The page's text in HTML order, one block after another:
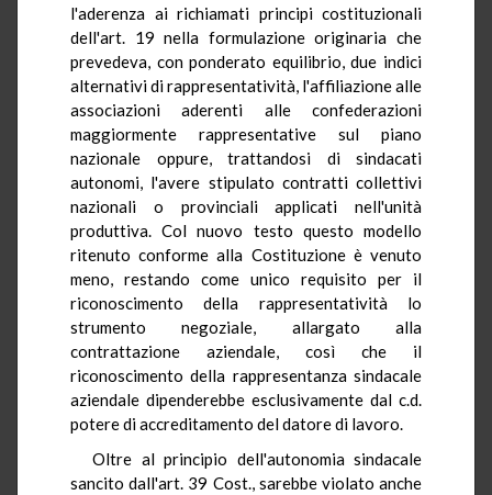
l'aderenza ai richiamati principi costituzionali
dell'art. 19 nella formulazione originaria che
prevedeva, con ponderato equilibrio, due indici
alternativi di rappresentatività, l'affiliazione alle
associazioni aderenti alle confederazioni
maggiormente rappresentative sul piano
nazionale oppure, trattandosi di sindacati
autonomi, l'avere stipulato contratti collettivi
nazionali o provinciali applicati nell'unità
produttiva. Col nuovo testo questo modello
ritenuto conforme alla Costituzione è venuto
meno, restando come unico requisito per il
riconoscimento della rappresentatività lo
strumento negoziale, allargato alla
contrattazione aziendale, così che il
riconoscimento della rappresentanza sindacale
aziendale dipenderebbe esclusivamente dal c.d.
potere di accreditamento del datore di lavoro.
Oltre al principio dell'autonomia sindacale
sancito dall'art. 39 Cost., sarebbe violato anche